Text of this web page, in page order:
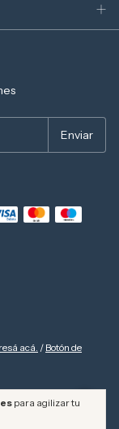
para agilizar tu
acá. / Botón de